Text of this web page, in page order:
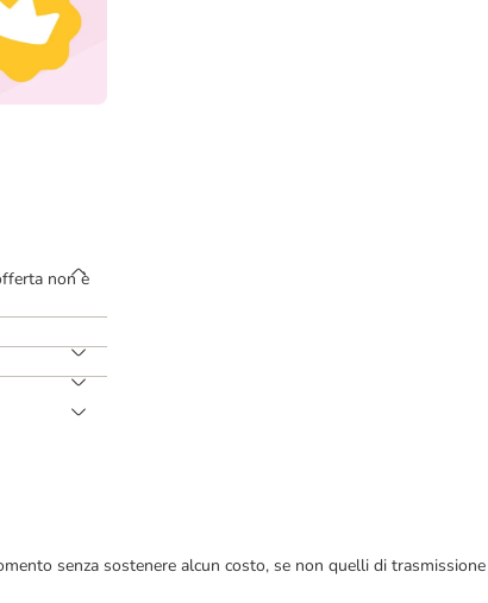
non è
senza sostenere alcun costo, se non quelli di trasmissione